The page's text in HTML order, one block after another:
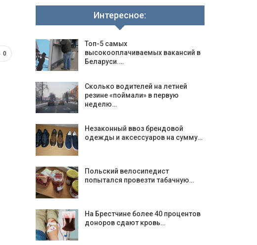
0
Интересное:
Топ-5 самых
высокооплачиваемых вакансий в
Беларуси.…
Сколько водителей на летней
резине «поймали» в первую
неделю…
Незаконный ввоз брендовой
одежды и аксессуаров на сумму…
Польский велосипедист
попытался провезти табачную…
На Брестчине более 40 процентов
доноров сдают кровь…